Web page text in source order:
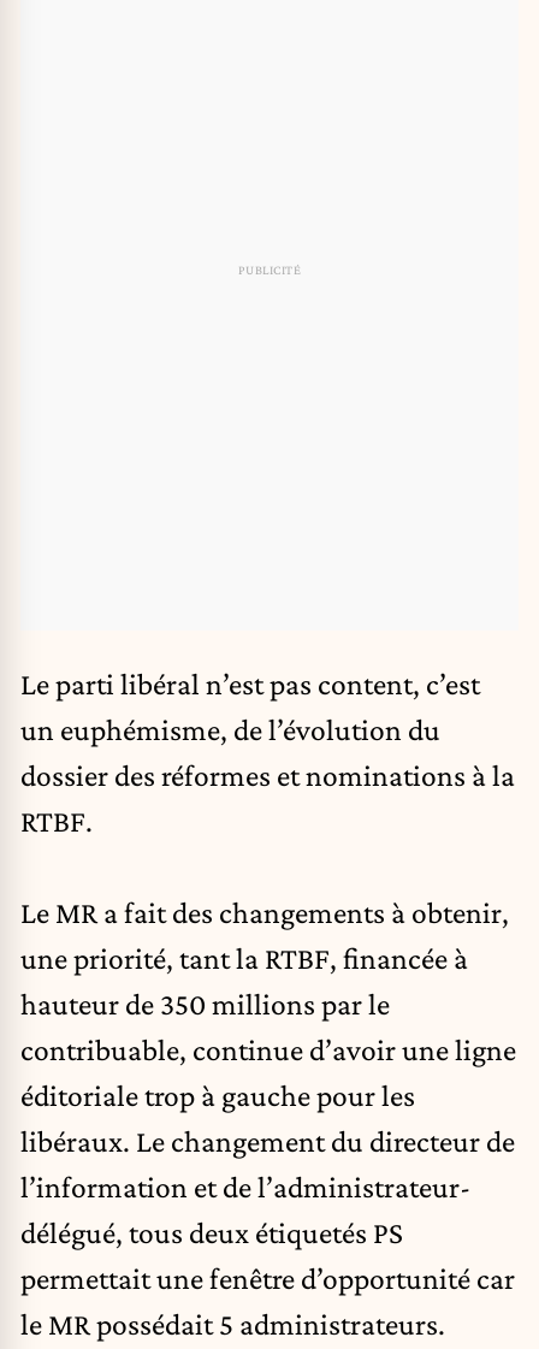
Leparti libéral n’est pas content, c’est
un euphémisme, de l’évolution du
dossier des réformes et nominations à la
RTBF.
Le MR a fait des changements à obtenir,
une priorité, tant la RTBF, financée à
hauteur de 350 millions par le
contribuable, continue d’avoir une ligne
éditoriale trop à gauche pour les
libéraux. Le changement du directeur de
l’information et de l’administrateur-
délégué, tous deux étiquetés PS
permettait une fenêtre d’opportunité car
le MR possédait 5 administrateurs.